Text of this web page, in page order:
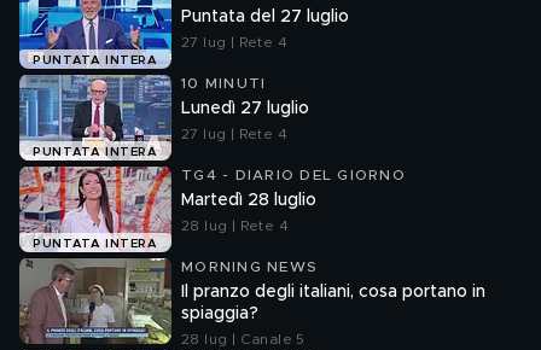
PUNTATA INTERA
Puntata del 27 luglio
27 lug | Rete 4
PUNTATA INTERA
10 MINUTI
Lunedì 27 luglio
27 lug | Rete 4
PUNTATA INTERA
TG4 - DIARIO DEL GIORNO
Martedì 28 luglio
28 lug | Rete 4
MORNING NEWS
Il pranzo degli italiani, cosa portano in
spiaggia?
28 lug | Canale 5